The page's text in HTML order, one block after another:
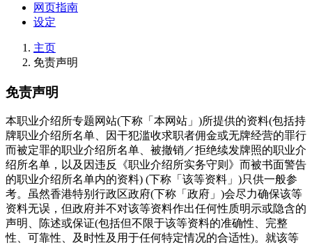
网页指南
设定
主页
免责声明
免责声明
本职业介绍所专题网站(下称「本网站」)所提供的资料(包括持
牌职业介绍所名单、因干犯滥收求职者佣金或无牌经营的罪行
而被定罪的职业介绍所名单、被撤销／拒绝续发牌照的职业介
绍所名单，以及因违反《职业介绍所实务守则》而被书面警告
的职业介绍所名单内的资料) (下称「该等资料」)只供一般参
考。虽然香港特别行政区政府(下称「政府」)会尽力确保该等
资料无误，但政府并不对该等资料作出任何性质明示或隐含的
声明、陈述或保证(包括但不限于该等资料的准确性、完整
性、可靠性、及时性及用于任何特定情况的合适性)。就该等